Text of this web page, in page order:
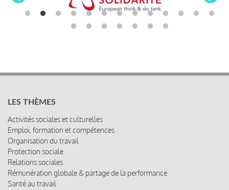
LES THÈMES
Activités sociales et culturelles
Emploi, formation et compétences
Organisation du travail
Protection sociale
Relations sociales
Rémunération globale & partage de la performance
Santé au travail